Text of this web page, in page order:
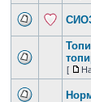
[